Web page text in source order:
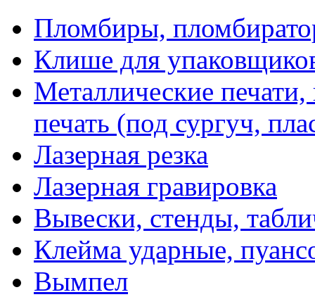
Пломбиры,
Клише для
Металлические
печать (под сургуч,
Лазерная резка
Лазерная гравировка
Вывески, стенды,
Клейма ударные,
Вымпел